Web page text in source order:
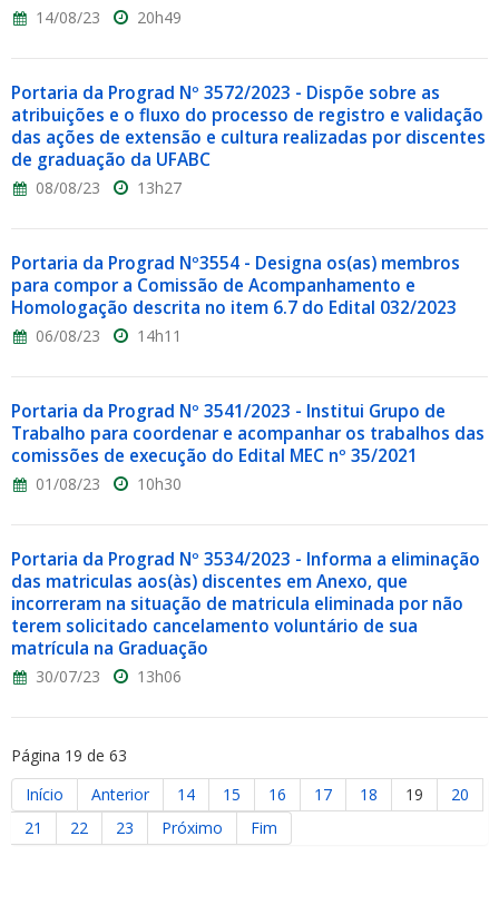
14/08/23 20h49
Portaria da Prograd Nº 3572/2023 - Dispõe sobre as
atribuições e o fluxo do processo de registro e validação
das ações de extensão e cultura realizadas por discentes
de graduação da UFABC
08/08/23 13h27
Portaria da Prograd Nº3554 - Designa os(as) membros
para compor a Comissão de Acompanhamento e
Homologação descrita no item 6.7 do Edital 032/2023
06/08/23 14h11
Portaria da Prograd Nº 3541/2023 - Institui Grupo de
Trabalho para coordenar e acompanhar os trabalhos das
comissões de execução do Edital MEC nº 35/2021
01/08/23 10h30
Portaria da Prograd Nº 3534/2023 - Informa a eliminação
das matriculas aos(às) discentes em Anexo, que
incorreram na situação de matricula eliminada por não
terem solicitado cancelamento voluntário de sua
matrícula na Graduação
30/07/23 13h06
Página 19 de 63
Início
Anterior 14 15 16 17 18 19
20
21
22 23 Próximo Fim